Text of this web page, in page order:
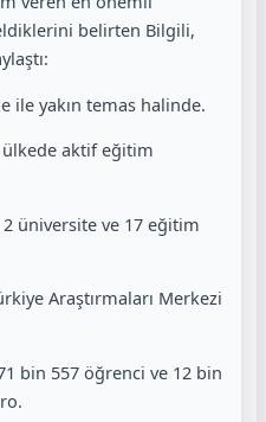
belirten Bilgili,
ile yakın temas halinde.
aktif eğitim
üniversite ve 17 eğitim
Araştırmaları Merkezi
bin 557 öğrenci ve 12 bin